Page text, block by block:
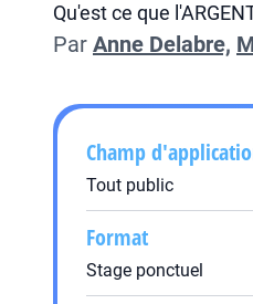
Qu'est ce que
Par Anne Delabre,
Champ
Tout public
Format
Stage ponctuel